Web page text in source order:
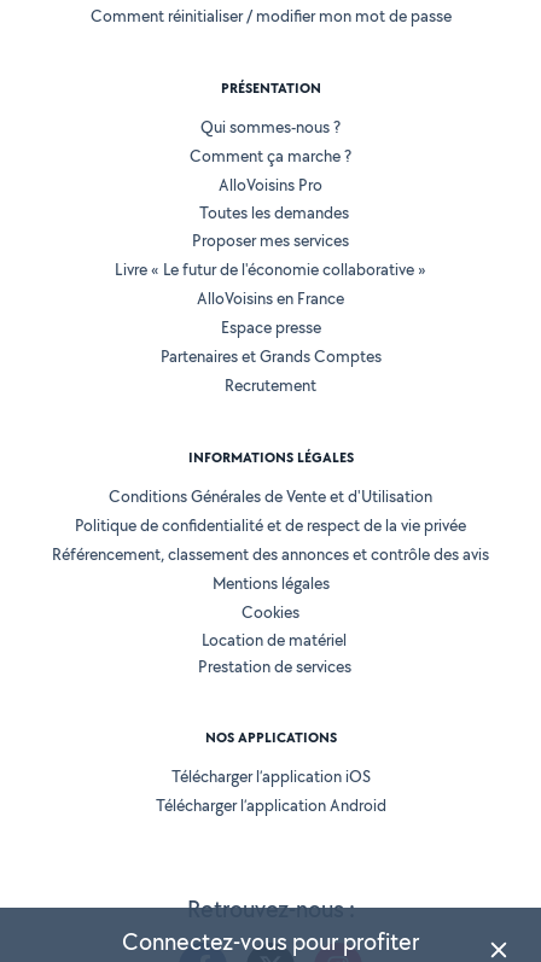
Retrouvez-nous :
Comment réinitialiser / modifier mon mot de passe
PRÉSENTATION
Qui sommes-nous ?
Comment ça marche ?
AlloVoisins Pro
Toutes les demandes
Proposer mes services
Livre « Le futur de l'économie collaborative »
AlloVoisins en France
Espace presse
Partenaires et Grands Comptes
Recrutement
INFORMATIONS LÉGALES
Conditions Générales de Vente et d'Utilisation
Politique de confidentialité et de respect de la vie privée
Référencement, classement des annonces et contrôle des avis
Mentions légales
Cookies
Location de matériel
Prestation de services
NOS APPLICATIONS
Télécharger l’application iOS
Télécharger l’application Android
Connectez-vous pour profiter